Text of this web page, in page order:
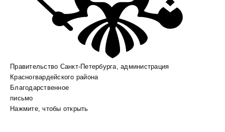
Правительство Санкт-Петербурга, администрация
Красногвардейского района
Благодарственное
письмо
Нажмите, чтобы открыть